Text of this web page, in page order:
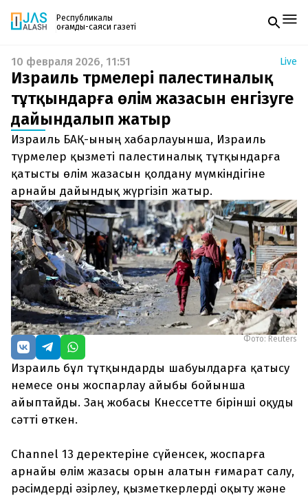
Республикалық
қоғамдық-саяси газеті
Жаңалықтар
Спорт
Live
Руханият
Аймақ
Архив
Заң және тәртіп
Редакциямен байланыс
+7 708 604 51 06
Жарнама бөлімі
+7 701 220 64 52
Пошта
zhasalash100@gmail.com
Газетке жазылу
PDF форматтағы газетті ай сайын электронды
поштаңызға алып отырыңыз. Жаңа нөмір
шыққан сәтте сізге бірден жіберіледі. Тек email
енгізіңіз, біз қалғанын өзіміз жібереміз.
10 февраля 2026, 11:51 Live
Израиль түрмелері палестиналық
тұтқындарға өлім жазасын енгізуге
дайындалып жатыр
Израиль БАҚ-ының хабарлауынша, Израиль
түрмелер қызметі палестиналық тұтқындарға
қатысты өлім жазасын қолдану мүмкіндігіне
арнайы дайындық жүргізіп жатыр.
Фото: Reuters
Израиль бұл тұтқындарды шабуылдарға қатысу
немесе оны жоспарлау айыбы бойынша
айыптайды. Заң жобасы Кнессетте бірінші оқуды
сәтті өткен.
Channel 13 деректеріне сүйенсек, жоспарға
арнайы өлім жазасы орын алатын ғимарат салу,
рәсімдерді әзірлеу, қызметкерлерді оқыту және